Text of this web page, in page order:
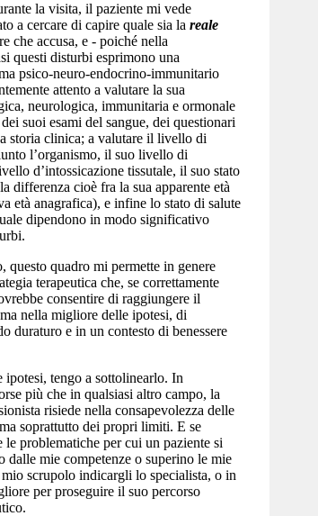
la visita, il paziente mi vede
a cercare di capire quale sia la reale
che accusa, e - poiché nella
questi disturbi esprimono una
psico-neuro-endocrino-immunitario
attento a valutare la sua
neurologica, immunitaria e ormonale
suoi esami del sangue, dei questionari
storia clinica; a valutare il livello di
l’organismo, il suo livello di
d’intossicazione tissutale, il suo stato
differenza cioè fra la sua apparente età
età anagrafica), e infine lo stato di salute
dipendono in modo significativo
questo quadro mi permette in genere
terapeutica che, se correttamente
consentire di raggiungere il
nella migliore delle ipotesi, di
duraturo e in un contesto di benessere
tengo a sottolinearlo. In
più che in qualsiasi altro campo, la
risiede nella consapevolezza delle
soprattutto dei propri limiti. E se
le problematiche per cui un paziente si
dalle mie competenze o superino le mie
scrupolo indicargli lo specialista, o in
per proseguire il suo percorso